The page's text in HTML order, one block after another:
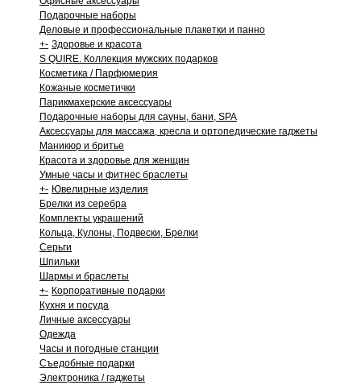
Подарочные наборы
Деловые и профессиональные плакетки и панно
+- Здоровье и красота
S QUIRE. Коллекция мужских подарков
Косметика / Парфюмерия
Кожаные косметички
Парикмахерские аксессуары
Подарочные наборы для сауны, бани, SPA
Аксессуары для массажа, кресла и ортопедические гаджеты
Маникюр и бритье
Красота и здоровье для женщин
Умные часы и фитнес браслеты
+- Ювелирные изделия
Брелки из серебра
Комплекты украшений
Кольца, Кулоны, Подвески, Брелки
Серьги
Шпильки
Шармы и браслеты
+- Корпоративные подарки
Кухня и посуда
Личные аксессуары
Одежда
Часы и погодные станции
Съедобные подарки
Электроника / гаджеты